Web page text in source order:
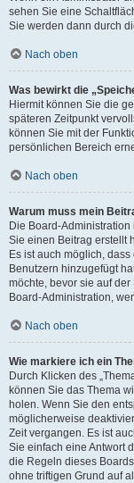
sehen Sie eine
Sie werden dann durch
Nach oben
Was bewirkt die
Hiermit können Sie die
späteren Zeitpunkt
können Sie mit der
persönlichen Bereich
Nach oben
Warum muss mein
Die Board-
Sie einen Beitrag erstellt
Es ist auch möglich,
Benutzern hinzugefügt
möchte, bevor sie auf
Board-Administration,
Nach oben
Wie markiere ich ein
Durch Klicken des
können Sie das Thema
holen. Wenn Sie den
möglicherweise
Zeit vergangen. Es ist
Sie einfach eine Antwort
die Regeln dieses
ohne triftigen Grund auf